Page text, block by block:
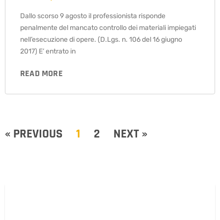
Dallo scorso 9 agosto il professionista risponde
penalmente del mancato controllo dei materiali impiegati
nell’esecuzione di opere. (D.Lgs. n. 106 del 16 giugno
2017) E’ entrato in
READ MORE
« PREVIOUS 1 2 NEXT »